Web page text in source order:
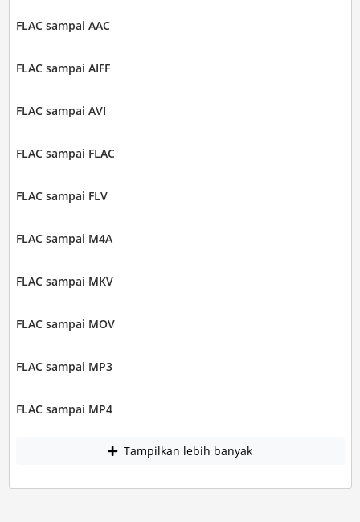
FLAC sampai AAC
FLAC sampai AIFF
FLAC sampai AVI
FLAC sampai FLAC
FLAC sampai FLV
FLAC sampai M4A
FLAC sampai MKV
FLAC sampai MOV
FLAC sampai MP3
FLAC sampai MP4
Tampilkan lebih banyak